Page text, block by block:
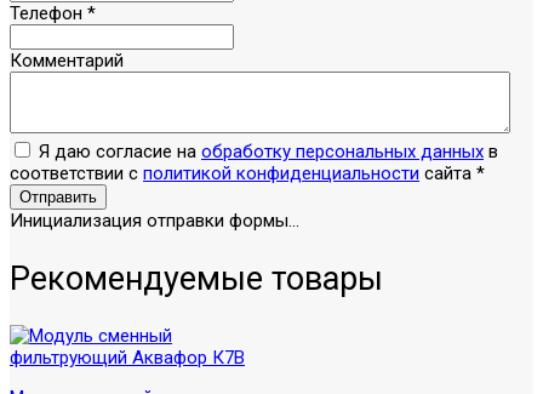
Телефон *
Комментарий
Я даю согласие на обработку персональных данных в
соответствии с политикой конфиденциальности сайта *
Отправить
Инициализация отправки формы...
Рекомендуемые товары